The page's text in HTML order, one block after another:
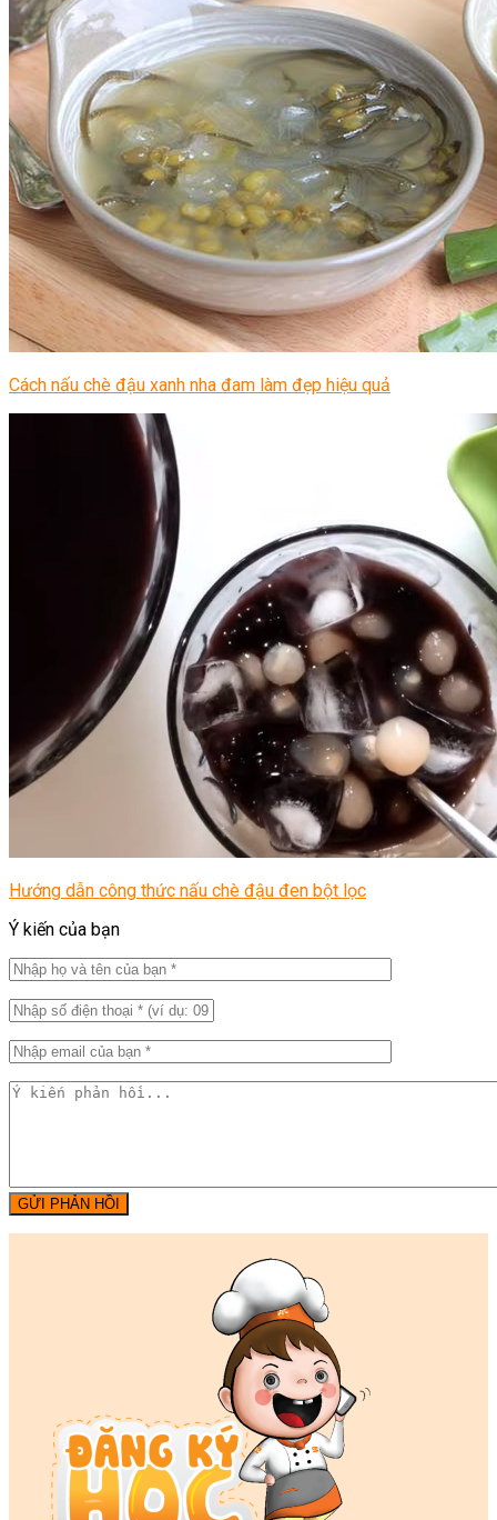
Cách nấu chè đậu xanh nha đam làm đẹp hiệu quả
Hướng dẫn công thức nấu chè đậu đen bột lọc
Ý kiến của bạn
GỬI PHẢN HỒI